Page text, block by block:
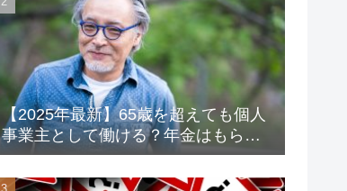
【2025年最新】65歳を超えても個人
事業主として働ける？年金はもらえ
る？老後資金対策も解説！